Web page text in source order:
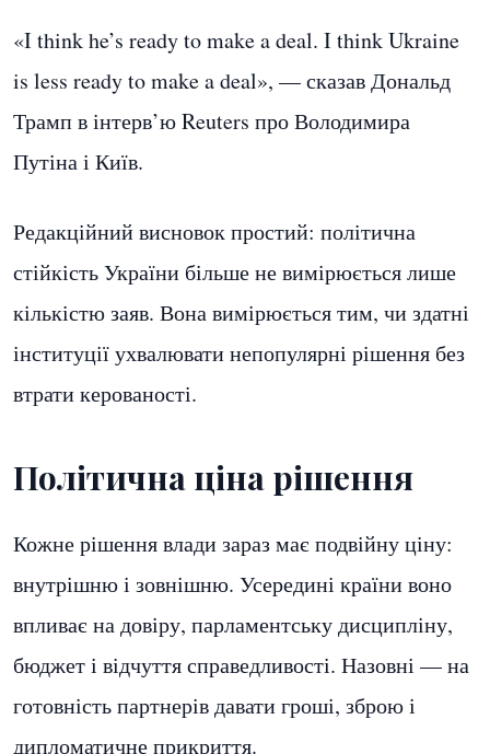
«I think he’s ready to make a deal. I think Ukraine
is less ready to make a deal», — сказав Дональд
Трамп в інтерв’ю Reuters про Володимира
Путіна і Київ.
Редакційний висновок простий: політична
стійкість України більше не вимірюється лише
кількістю заяв. Вона вимірюється тим, чи здатні
інституції ухвалювати непопулярні рішення без
втрати керованості.
Політична ціна рішення
Кожне рішення влади зараз має подвійну ціну:
внутрішню і зовнішню. Усередині країни воно
впливає на довіру, парламентську дисципліну,
бюджет і відчуття справедливості. Назовні — на
готовність партнерів давати гроші, зброю і
дипломатичне прикриття.